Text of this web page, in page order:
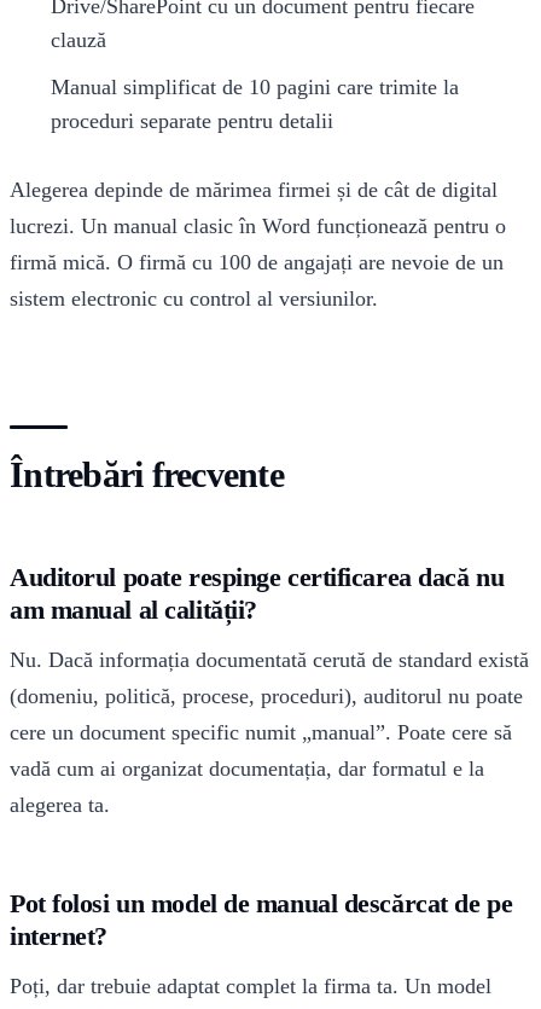
Drive/SharePoint cu un document pentru fiecare
clauză
Manual simplificat de 10 pagini care trimite la
proceduri separate pentru detalii
Alegerea depinde de mărimea firmei și de cât de digital
lucrezi. Un manual clasic în Word funcționează pentru o
firmă mică. O firmă cu 100 de angajați are nevoie de un
sistem electronic cu control al versiunilor.
Întrebări frecvente
Auditorul poate respinge certificarea dacă nu
am manual al calității?
Nu. Dacă informația documentată cerută de standard există
(domeniu, politică, procese, proceduri), auditorul nu poate
cere un document specific numit „manual”. Poate cere să
vadă cum ai organizat documentația, dar formatul e la
alegerea ta.
Pot folosi un model de manual descărcat de pe
internet?
Poți, dar trebuie adaptat complet la firma ta. Un model